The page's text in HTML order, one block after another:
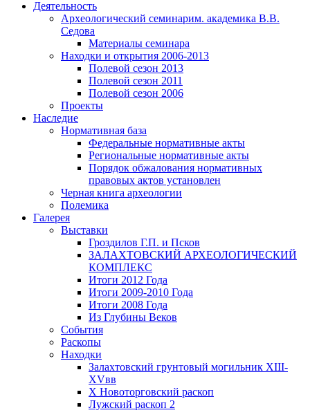
Деятельность
Археологический семинарим. академика В.В.
Седова
Материалы семинара
Находки и открытия 2006-2013
Полевой сезон 2013
Полевой сезон 2011
Полевой сезон 2006
Проекты
Наследие
Нормативная база
Федеральные нормативные акты
Региональные нормативные акты
Порядок обжалования нормативных
правовых актов установлен
Черная книга археологии
Полемика
Галерея
Выставки
Гроздилов Г.П. и Псков
ЗАЛАХТОВСКИЙ АРХЕОЛОГИЧЕСКИЙ
КОМПЛЕКС
Итоги 2012 Года
Итоги 2009-2010 Года
Итоги 2008 Года
Из Глубины Веков
События
Раскопы
Находки
Залахтовский грунтовый могильник XIII-
XVвв
X Новоторговский раскоп
Лужский раскоп 2